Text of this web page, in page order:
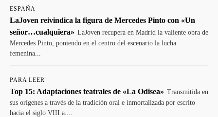
ESPAÑA
LaJoven reivindica la figura de Mercedes Pinto con «Un
señor…cualquiera» LaJoven recupera en Madrid la valiente obra de
Mercedes Pinto, poniendo en el centro del escenario la lucha
femenina...
PARA LEER
Top 15: Adaptaciones teatrales de «La Odisea» Transmitida en
sus orígenes a través de la tradición oral e inmortalizada por escrito
hacia el siglo VIII a....